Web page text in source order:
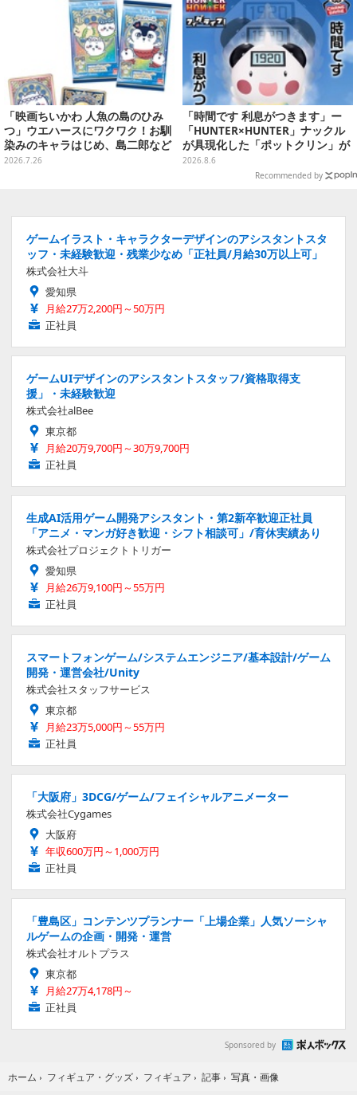
「映画ちいかわ 人魚の島のひみ
つ」ウエハースにワクワク！お馴
染みのキャラはじめ、島二郎など
セイレーン編カード全22種
2026.7.26
「時間です 利息がつきます」ー
「HUNTER×HUNTER」ナックル
が具現化した「ポットクリン」が
貯金箱としてプライズ展開
2026.8.6
Recommended by
ゲームイラスト・キャラクターデザインのアシスタントスタ
ッフ・未経験歓迎・残業少なめ「正社員/月給30万以上可」
株式会社大斗
愛知県
月給27万2,200円～50万円
正社員
ゲームUIデザインのアシスタントスタッフ/資格取得支
援」・未経験歓迎
株式会社alBee
東京都
月給20万9,700円～30万9,700円
正社員
生成AI活用ゲーム開発アシスタント・第2新卒歓迎正社員
「アニメ・マンガ好き歓迎・シフト相談可」/育休実績あり
株式会社プロジェクトトリガー
愛知県
月給26万9,100円～55万円
正社員
スマートフォンゲーム/システムエンジニア/基本設計/ゲーム
開発・運営会社/Unity
株式会社スタッフサービス
東京都
月給23万5,000円～55万円
正社員
「大阪府」3DCG/ゲーム/フェイシャルアニメーター
株式会社Cygames
大阪府
年収600万円～1,000万円
正社員
「豊島区」コンテンツプランナー「上場企業」人気ソーシャ
ルゲームの企画・開発・運営
株式会社オルトプラス
東京都
月給27万4,178円～
正社員
Sponsored by
ホーム › フィギュア・グッズ › フィギュア › 記事 › 写真・画像